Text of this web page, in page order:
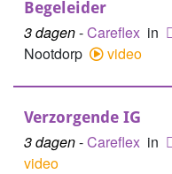
Begeleider
3 dagen-Careflex in
Nootdorp
video
Verzorgende IG
3 dagen-Careflex in
video